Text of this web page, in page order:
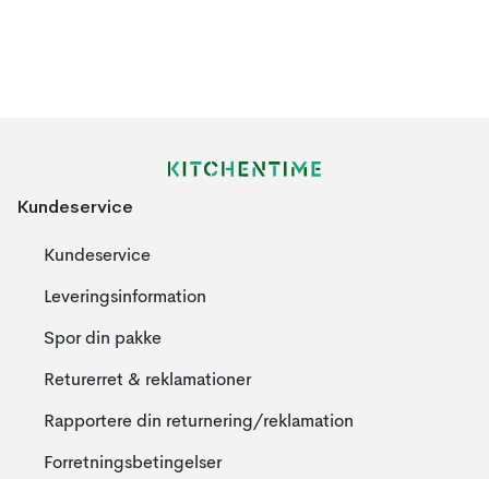
Kundeservice
Kundeservice
Leveringsinformation
Spor din pakke
Returerret & reklamationer
Rapportere din returnering/reklamation
Forretningsbetingelser